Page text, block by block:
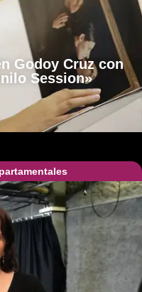
Godoy Cruz con
Session»